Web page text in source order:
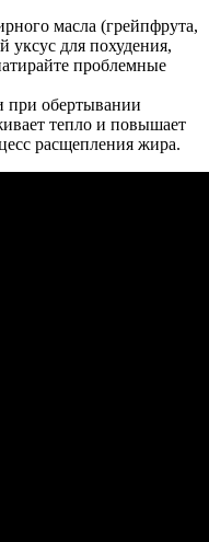
масла (грейпфрута,
уксус для похудения,
проблемные
при обертывании
тепло и повышает
расщепления жира.